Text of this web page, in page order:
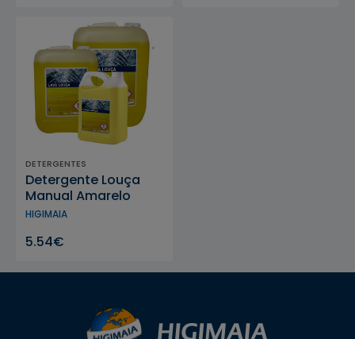
DETERGENTES
Detergente Louça
Manual Amarelo
HIGIMAIA
5.54€